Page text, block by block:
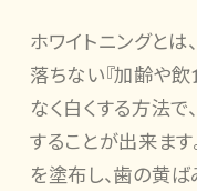
ホワイトニングと
落ちない『加齢や
なく白くする方法
することが出来ま
を塗布し、歯の黄